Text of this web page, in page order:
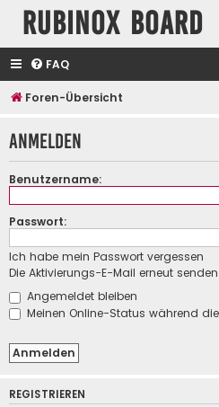
Rubinox Board
FAQ
Foren-Übersicht
Anmelden
Benutzername:
Passwort:
Ich habe mein Passwort vergessen
Die Aktivierungs-E-Mail erneut senden
Angemeldet bleiben
Meinen Online-Status während
REGISTRIEREN